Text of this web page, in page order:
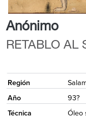
Anónimo
RETABLO AL
Región
Año
93?
Técnica
Óleo